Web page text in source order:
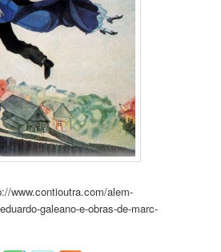
www.contioutra.com/alem-
galeano-e-obras-de-marc-